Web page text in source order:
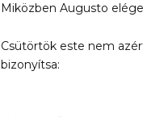
Miközben Augusto
Csütörtök este nem
bizonyítsa: